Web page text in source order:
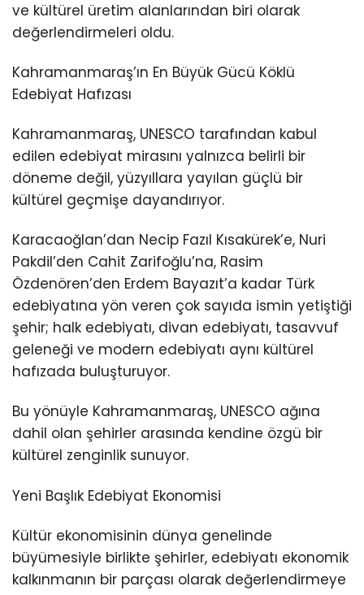
ve kültürel üretim alanlarından biri olarak
değerlendirmeleri oldu.
Kahramanmaraş’ın En Büyük Gücü Köklü
Edebiyat Hafızası
Kahramanmaraş, UNESCO tarafından kabul
edilen edebiyat mirasını yalnızca belirli bir
döneme değil, yüzyıllara yayılan güçlü bir
kültürel geçmişe dayandırıyor.
Karacaoğlan’dan Necip Fazıl Kısakürek’e, Nuri
Pakdil’den Cahit Zarifoğlu’na, Rasim
Özdenören’den Erdem Bayazıt’a kadar Türk
edebiyatına yön veren çok sayıda ismin yetiştiği
şehir; halk edebiyatı, divan edebiyatı, tasavvuf
geleneği ve modern edebiyatı aynı kültürel
hafızada buluşturuyor.
Bu yönüyle Kahramanmaraş, UNESCO ağına
dahil olan şehirler arasında kendine özgü bir
kültürel zenginlik sunuyor.
Yeni Başlık Edebiyat Ekonomisi
Kültür ekonomisinin dünya genelinde
büyümesiyle birlikte şehirler, edebiyatı ekonomik
kalkınmanın bir parçası olarak değerlendirmeye